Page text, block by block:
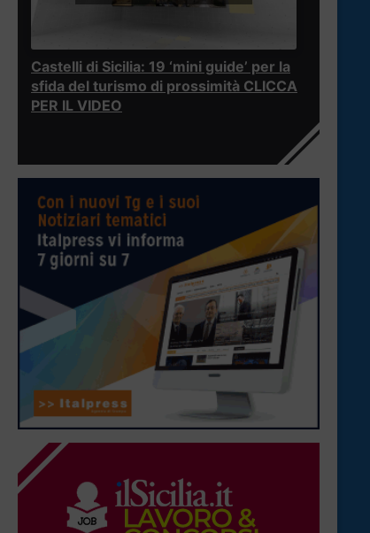
Castelli di Sicilia: 19 ‘mini guide’ per la
sfida del turismo di prossimità CLICCA
PER IL VIDEO